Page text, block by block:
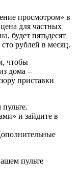
просмотром» в
для частных
будет пятьдесят
рублей в месяц.
чтобы
дома –
приставки
и зайдите в
пульте